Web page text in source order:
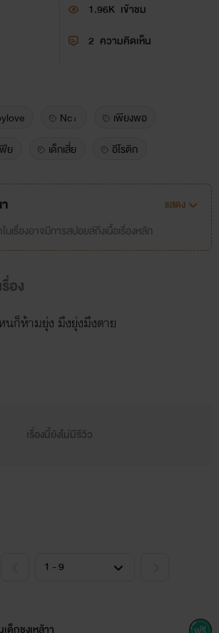
1.96K เข้าชม
2 ความคิดเห็น
Nc+
เพียงพอ
ย เด็กเสี่ย อีโรติก
แสดง
นเรื่องอาจมีการสปอยล์ถึงเนื้อเรื่องหลัก
อง
นก็ห้ามยุ่ง มึงยุ่งมึงตาย
เรื่องนี้ยังไม่มีรีวิว